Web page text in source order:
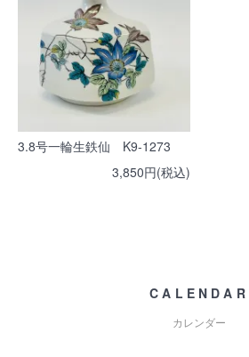
3.8号一輪生鉄仙 K9-1273
3,850円(税込)
CALENDAR
カレンダー